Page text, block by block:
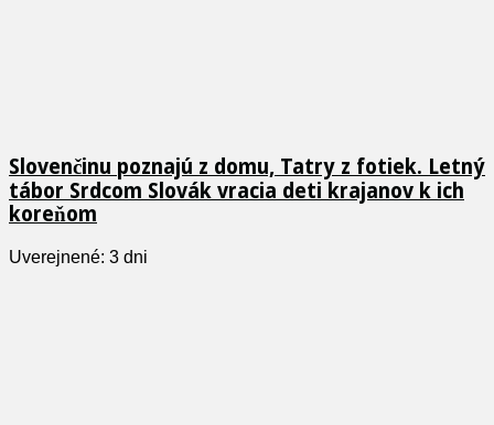
Slovenčinu poznajú z domu, Tatry z fotiek. Letný
tábor Srdcom Slovák vracia deti krajanov k ich
koreňom
Uverejnené: 3 dni